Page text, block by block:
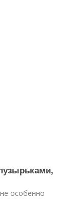
особенно